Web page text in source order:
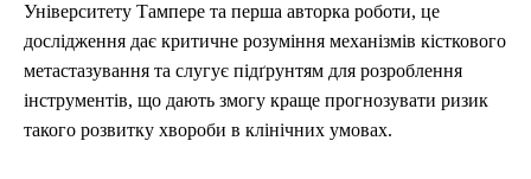
Університету Тампере та перша авторка роботи, це
дослідження дає критичне розуміння механізмів кісткового
метастазування та слугує підґрунтям для розроблення
інструментів, що дають змогу краще прогнозувати ризик
такого розвитку хвороби в клінічних умовах.